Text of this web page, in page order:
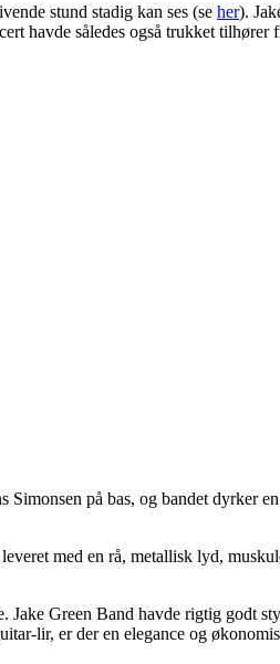
stund stadig kan ses (se her).
havde således også trukket tilhører
Simonsen på bas, og bandet dyrker
med en rå, metallisk lyd,
Jake Green Band havde rigtig godt
lir, er der en elegance og